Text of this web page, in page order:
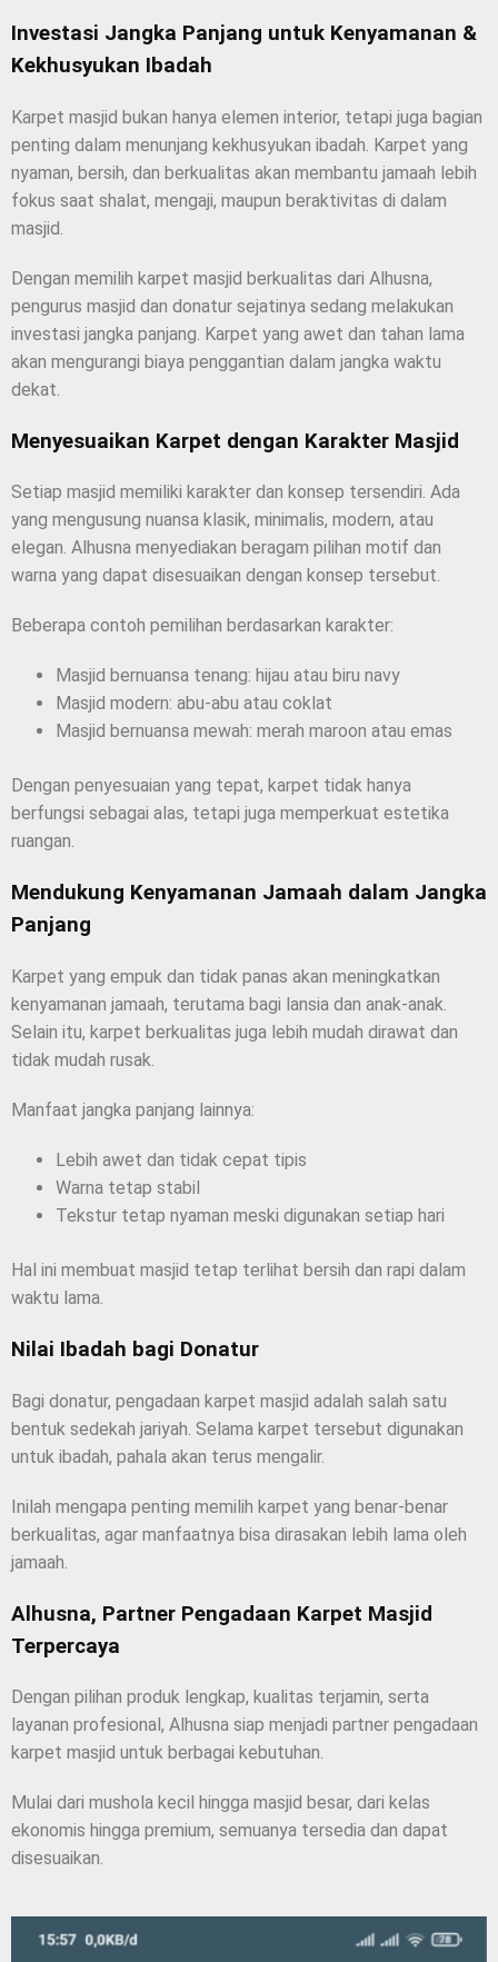
Investasi Jangka Panjang untuk Kenyamanan &
Kekhusyukan Ibadah
Karpet masjid bukan hanya elemen interior, tetapi juga bagian
penting dalam menunjang kekhusyukan ibadah. Karpet yang
nyaman, bersih, dan berkualitas akan membantu jamaah lebih
fokus saat shalat, mengaji, maupun beraktivitas di dalam
masjid.
Dengan memilih karpet masjid berkualitas dari Alhusna,
pengurus masjid dan donatur sejatinya sedang melakukan
investasi jangka panjang. Karpet yang awet dan tahan lama
akan mengurangi biaya penggantian dalam jangka waktu
dekat.
Menyesuaikan Karpet dengan Karakter Masjid
Setiap masjid memiliki karakter dan konsep tersendiri. Ada
yang mengusung nuansa klasik, minimalis, modern, atau
elegan. Alhusna menyediakan beragam pilihan motif dan
warna yang dapat disesuaikan dengan konsep tersebut.
Beberapa contoh pemilihan berdasarkan karakter:
Masjid bernuansa tenang: hijau atau biru navy
Masjid modern: abu-abu atau coklat
Masjid bernuansa mewah: merah maroon atau emas
Dengan penyesuaian yang tepat, karpet tidak hanya
berfungsi sebagai alas, tetapi juga memperkuat estetika
ruangan.
Mendukung Kenyamanan Jamaah dalam Jangka
Panjang
Karpet yang empuk dan tidak panas akan meningkatkan
kenyamanan jamaah, terutama bagi lansia dan anak-anak.
Selain itu, karpet berkualitas juga lebih mudah dirawat dan
tidak mudah rusak.
Manfaat jangka panjang lainnya:
Lebih awet dan tidak cepat tipis
Warna tetap stabil
Tekstur tetap nyaman meski digunakan setiap hari
Hal ini membuat masjid tetap terlihat bersih dan rapi dalam
waktu lama.
Nilai Ibadah bagi Donatur
Bagi donatur, pengadaan karpet masjid adalah salah satu
bentuk sedekah jariyah. Selama karpet tersebut digunakan
untuk ibadah, pahala akan terus mengalir.
Inilah mengapa penting memilih karpet yang benar-benar
berkualitas, agar manfaatnya bisa dirasakan lebih lama oleh
jamaah.
Alhusna, Partner Pengadaan Karpet Masjid
Terpercaya
Dengan pilihan produk lengkap, kualitas terjamin, serta
layanan profesional, Alhusna siap menjadi partner pengadaan
karpet masjid untuk berbagai kebutuhan.
Mulai dari mushola kecil hingga masjid besar, dari kelas
ekonomis hingga premium, semuanya tersedia dan dapat
disesuaikan.